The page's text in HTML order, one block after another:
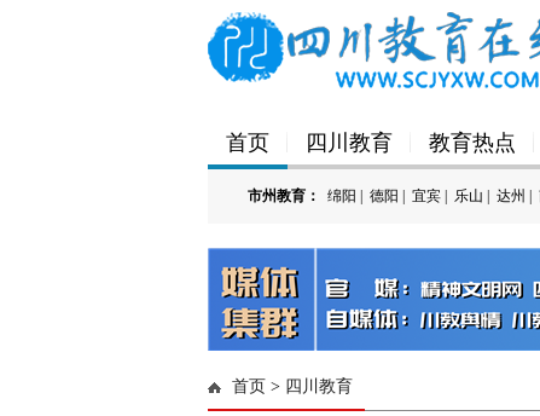
首页 四川教育 教育热点
市州教育： 绵阳 德阳 宜宾 乐山 达州
'); })();
首页 > 四川教育